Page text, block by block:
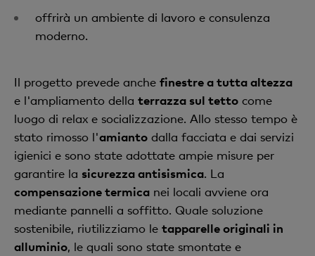
offrirà un ambiente di lavoro e consulenza
moderno.
Il progetto prevede anche finestre a tutta altezza
e l'ampliamento della terrazza sul tetto come
luogo di relax e socializzazione. Allo stesso tempo è
stato rimosso l'amianto dalla facciata e dai servizi
igienici e sono state adottate ampie misure per
garantire la sicurezza antisismica. La
compensazione termica nei locali avviene ora
mediante pannelli a soffitto. Quale soluzione
sostenibile, riutilizziamo le tapparelle originali in
alluminio, le quali sono state smontate e